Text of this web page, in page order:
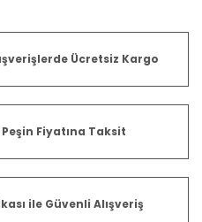
Ücretsiz Kargo
Fiyatına Taksit
ile Güvenli Alışveriş